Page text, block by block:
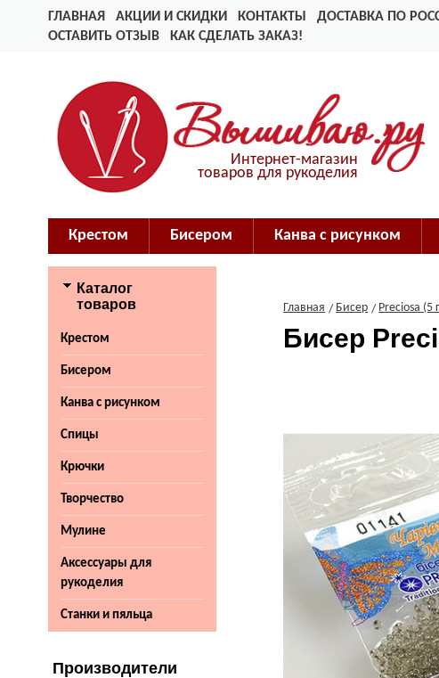
ГЛАВНАЯ АКЦИИ И СКИДКИ КОНТАКТЫ ДОСТАВКА ПО
ОСТАВИТЬ ОТЗЫВ
КАК СДЕЛАТЬ ЗАКАЗ!
Интернет-магазин
товаров для рукоделия
Крестом Бисером Канва с рисунком
Каталог
товаров
Крестом
Бисером
Канва с рисунком
Спицы
Крючки
Творчество
Мулине
Аксессуары для
рукоделия
Станки и пяльца
Производители
Главная Бисер Preciosa (5
Бисер